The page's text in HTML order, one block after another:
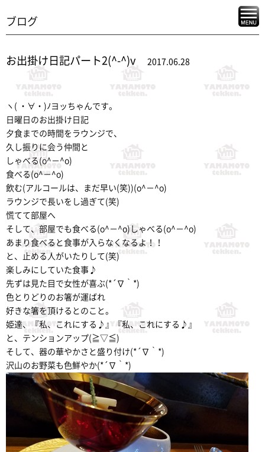
ブログ
お出掛け日記パート2(^-^)v 2017.06.28
ヽ( ・∀・)ﾉヨッちゃんです。
日曜日のお出掛け日記
夕食までの時間をラウンジで、
久し振りに会う仲間と
しゃべる(o^－^o)
食べる(o^－^o)
飲む(アルコールは、まだ早い(笑))(o^－^o)
ラウンジで長いをし過ぎて(笑)
慌てて部屋へ
そして、部屋でも食べる(o^－^o)しゃべる(o^－^o)
あまり食べると食事が入らなくなるよ！！
と、止める人がいたりして(笑)
楽しみにしていた食事♪
先ずは見た目で女性が喜ぶ(*´∇｀*)
色とりどりのお箸が運ばれ
好きな箸を頂けるとのこと。
姫達、『私、これにする♪』『私、これにする♪』
と、テンションアップ(≧▽≦)
そして、器の華やかさと盛り付け(*´∇｀*)
沢山のお野菜も色鮮やか(*´∇｀*)